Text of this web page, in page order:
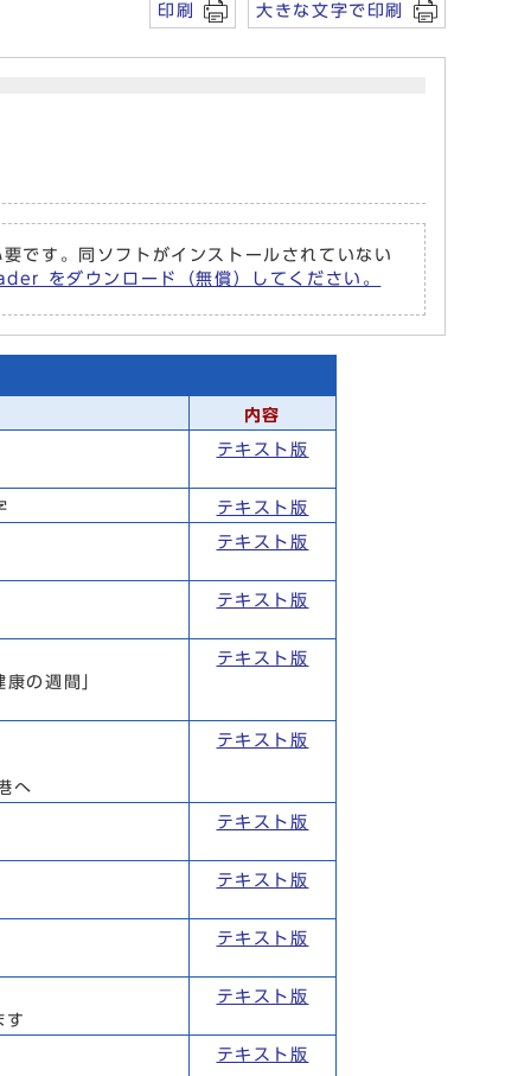
印刷 大きな文字で印刷
す。同ソフトがインストールされていない
をダウンロード（無償）してください。
内容
テキスト版
テキスト版
テキスト版
テキスト版
の週間」
テキスト版
へ
テキスト版
テキスト版
テキスト版
テキスト版
す
テキスト版
テキスト版